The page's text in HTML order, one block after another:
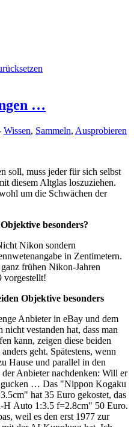
…
Wissen, Sammeln, Ausprobieren
soll, muss jeder für sich selbst
diesem Altglas loszuziehen.
um die Schwächen der
besonders?
Nikon sondern
in Zentimetern.
frühen Nikon-Jahren
vorgestellt!
Objektive besonders
Anbieter in eBay und dem
vestanden hat, dass man
kann, zeigen diese beiden
geht. Spätestens, wenn
Hause und parallel in den
Anbieter nachdenken: Will er
… Das "Nippon Kogaku
hat 35 Euro gekostet, das
Auto 1:3.5 f=2.8cm" 50 Euro.
weil es den erst 1977 zur